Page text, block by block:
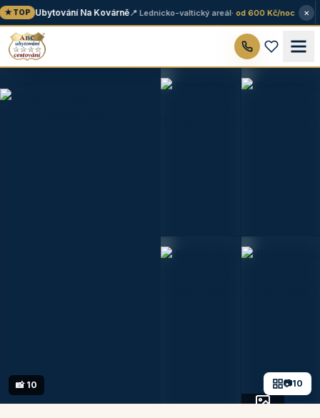
★ TOP Ubytování Na Kovárně📍 Lednicko-valtický areál· od 600 Kč/noc ×
📷10
📸 10